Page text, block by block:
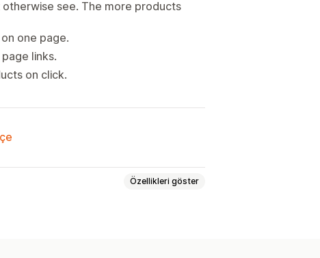
see. The more products
one page.
links.
on click.
Özellikleri göster